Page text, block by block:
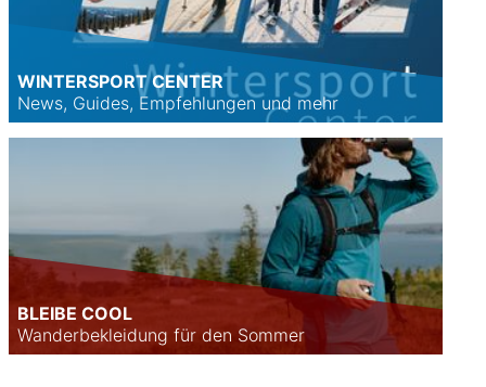
WINTERSPORT CENTER
News, Guides, Empfehlungen und mehr
BLEIBE COOL
Wanderbekleidung für den Sommer